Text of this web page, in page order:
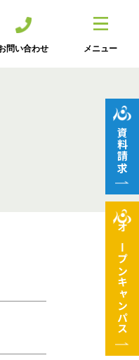
問い合わせ メニュー
資料請求
オープン
キャンパス